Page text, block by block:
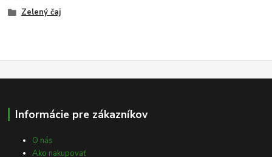
Zelený čaj
Informácie pre zákazníkov
O nás
Ako nakupovať